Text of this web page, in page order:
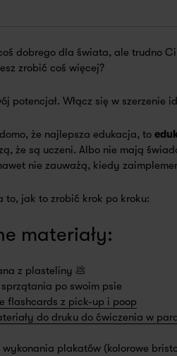
dobrego dla świata, ale trudno
zrobić coś więcej?
potencjał. Włącz się w
że najlepsza edukacja, to
że są uczeni. Albo nie mają
nie zauważą, kiedy
to, jak to zrobić krok po kroku:
materiały:
z plasteliny 💩
po swoim psie
flashcards z pick-up i poop
do druku do ćwiczenia w
wykonania plakatów (kolorowe